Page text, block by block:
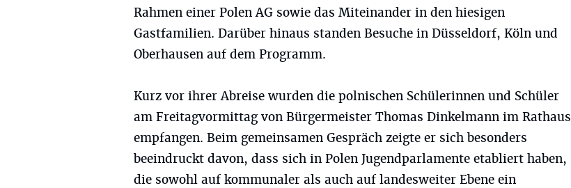
Rahmen einer Polen AG sowie das Miteinander in den hiesigen
Gastfamilien. Darüber hinaus standen Besuche in Düsseldorf, Köln und
Oberhausen auf dem Programm.
Kurz vor ihrer Abreise wurden die polnischen Schülerinnen und Schüler
am Freitagvormittag von Bürgermeister Thomas Dinkelmann im Rathaus
empfangen. Beim gemeinsamen Gespräch zeigte er sich besonders
beeindruckt davon, dass sich in Polen Jugendparlamente etabliert haben,
die sowohl auf kommunaler als auch auf landesweiter Ebene ein